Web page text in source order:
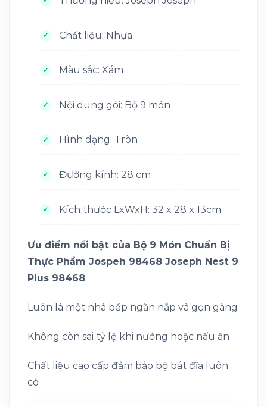
Chất liệu: Nhựa
Màu sắc: Xám
Nội dung gói: Bộ 9 món
Hình dạng: Tròn
Đường kính: 28 cm
Kích thước LxWxH: 32 x 28 x 13cm
Ưu điểm nổi bật của Bộ 9 Món Chuẩn Bị
Thực Phẩm Jospeh 98468 Joseph Nest 9
Plus 98468
Luôn là một nhà bếp ngăn nắp và gọn gàng
Không còn sai tỷ lệ khi nướng hoặc nấu ăn
Chất liệu cao cấp đảm bảo bộ bát đĩa luôn
có